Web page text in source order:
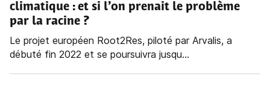
climatique : et si l’on prenait le problème
par la racine ?
Le projet européen Root2Res, piloté par Arvalis, a
débuté fin 2022 et se poursuivra jusqu...